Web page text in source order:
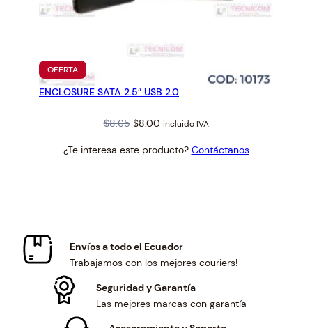
OFERTAPRODUCTO
EN
OFERTA
ENCLOSURE SATA 2.5″ USB 2.0
$8.65 Original
was:
$8.00Current
is:
incluido IVA
¿Te interesa este producto? Contáctanos
Envíos a todo el Ecuador
Trabajamos con los mejores couriers!
Seguridad y Garantía
Las mejores marcas con garantía